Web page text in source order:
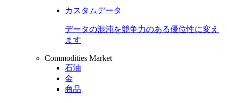
カスタムデータ
データの混沌を競争力のある優位性に変え
ます
Commodities Market
石油
金
商品